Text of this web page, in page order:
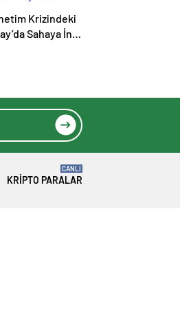
Krizindeki
Sahaya İniş
KRIPTO PARALAR
CANLI